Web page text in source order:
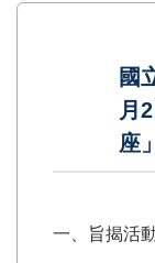
國
月
座
一、旨揭活